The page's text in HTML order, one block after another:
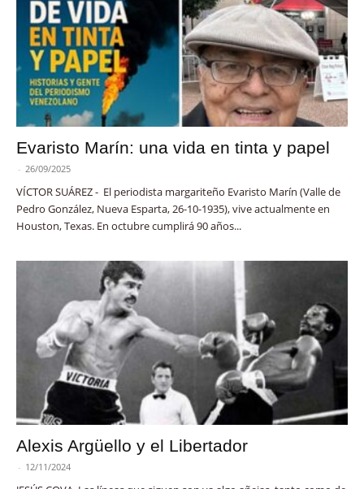
Evaristo Marín: una vida en tinta y papel
- 26/09/2025
VÍCTOR SUÁREZ - El periodista margariteño Evaristo Marín (Valle de
Pedro González, Nueva Esparta, 26-10-1935), vive actualmente en
Houston, Texas. En octubre cumplirá 90 años...
Alexis Argüello y el Libertador
- 12/11/2024